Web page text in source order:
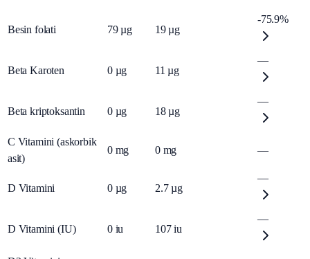
Besin folati 79 µg 19 µg
-75.9%
Beta Karoten 0 µg 11 µg
—
Beta kriptoksantin 0 µg 18 µg
—
C Vitamini (askorbik
asit)
0 mg 0 mg —
D Vitamini 0 µg 2.7 µg
—
D Vitamini (IU) 0 iu 107 iu
—